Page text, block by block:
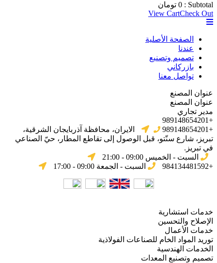
Subtotal :
0 تومان
View CartCheck Out
الصفحة الأصلية
عندنا
تصميم وتصنيع
بازركاني
تواصل معنا
عنوان المصنع
عنوان المصنع
مدير تجاري
+989148654201
+989148654201
الایران، محافظة آذربایجان الشرقیة،
تبریز، شارع سنّتو، قبل الوصول إلى تقاطع المطار، حيّ الصناعي
في تبریز.
السبت - الخميس 09:00 - 21:00
+984134481592
السبت - الجمعة 09:00 - 17:00
خدمات استشارية
الإصلاح والتحسين
خدمات الأعمال
توريد المواد الخام للصناعات الفولاذية
الخدمات الهندسية
تصميم وتصنيع المعدات